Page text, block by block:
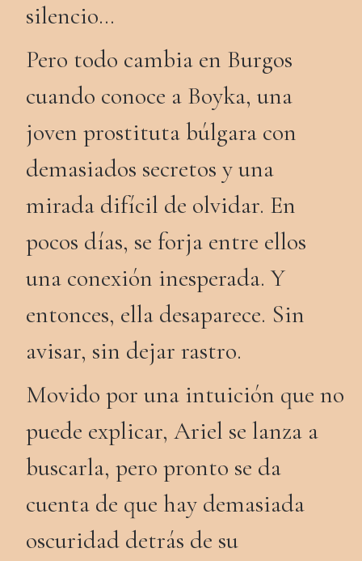
silencio…
Pero todo cambia en Burgos
cuando conoce a Boyka, una
joven prostituta búlgara con
demasiados secretos y una
mirada difícil de olvidar. En
pocos días, se forja entre ellos
una conexión inesperada. Y
entonces, ella desaparece. Sin
avisar, sin dejar rastro.
Movido por una intuición que no
puede explicar, Ariel se lanza a
buscarla, pero pronto se da
cuenta de que hay demasiada
oscuridad detrás de su